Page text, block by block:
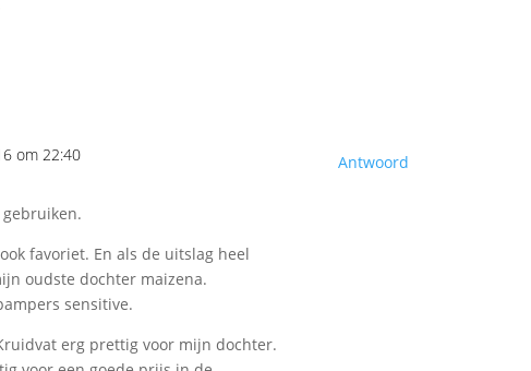
om 22:40
favoriet. En als de uitslag heel
oudste dochter maizena.
sensitive.
erg prettig voor mijn dochter.
Antwoord